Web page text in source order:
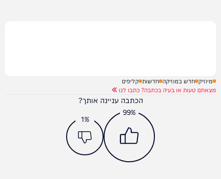
מיוזיק חדש במוזיקה חדשות קליפים
מצאתם טעות או בעיה בכתבה? כתבו לנו
הכתבה עניינה אותך?
99%
1%